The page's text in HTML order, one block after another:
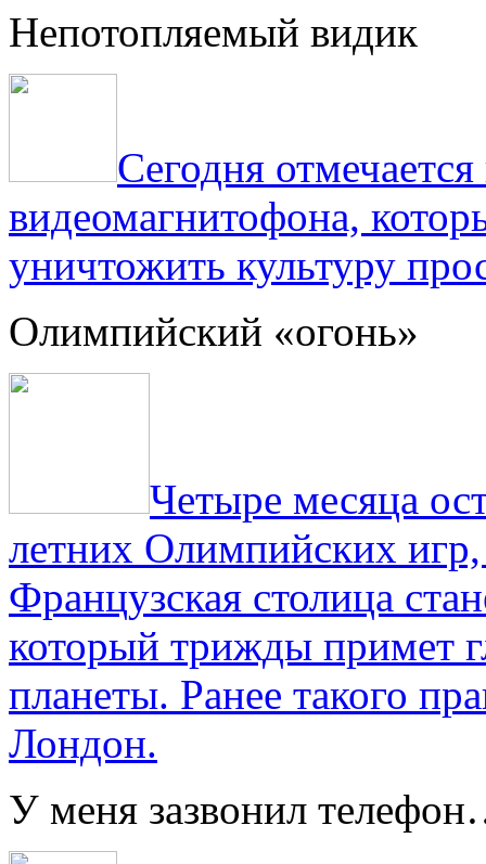
Непотопляемый видик
Сегодня
видеомагнитофона,
уничтожить культуру
Олимпийский «огонь»
Четыре месяца
летних Олимпийских
Французская столица
который трижды примет
планеты. Ранее такого
Лондон.
У меня зазвонил